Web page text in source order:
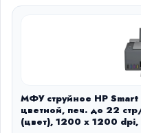
МФУ струйное HP
цветной, печ. до 22
(цвет), 1200 x 1200